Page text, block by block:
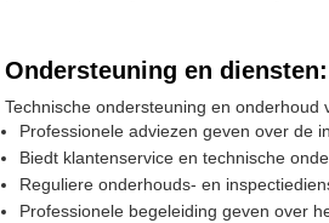
Ondersteuning en diensten:
Technische ondersteuning en
Professionele adviezen geven over de
Biedt klantenservice en technische
Reguliere onderhouds- en
Professionele begeleiding geven over